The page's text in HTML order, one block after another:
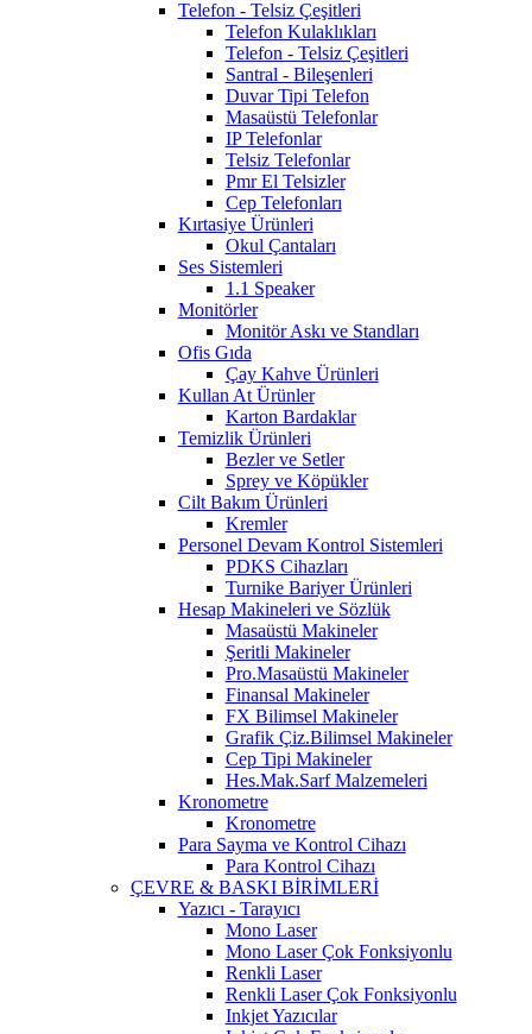
Telefon - Telsiz Çeşitleri
Telefon Kulaklıkları
Telefon - Telsiz Çeşitleri
Santral - Bileşenleri
Duvar Tipi Telefon
Masaüstü Telefonlar
IP Telefonlar
Telsiz Telefonlar
Pmr El Telsizler
Cep Telefonları
Kırtasiye Ürünleri
Okul Çantaları
Ses Sistemleri
1.1 Speaker
Monitörler
Monitör Askı ve Standları
Ofis Gıda
Çay Kahve Ürünleri
Kullan At Ürünler
Karton Bardaklar
Temizlik Ürünleri
Bezler ve Setler
Sprey ve Köpükler
Cilt Bakım Ürünleri
Kremler
Personel Devam Kontrol Sistemleri
PDKS Cihazları
Turnike Bariyer Ürünleri
Hesap Makineleri ve Sözlük
Masaüstü Makineler
Şeritli Makineler
Pro.Masaüstü Makineler
Finansal Makineler
FX Bilimsel Makineler
Grafik Çiz.Bilimsel Makineler
Cep Tipi Makineler
Hes.Mak.Sarf Malzemeleri
Kronometre
Kronometre
Para Sayma ve Kontrol Cihazı
Para Kontrol Cihazı
ÇEVRE & BASKI BİRİMLERİ
Yazıcı - Tarayıcı
Mono Laser
Mono Laser Çok Fonksiyonlu
Renkli Laser
Renkli Laser Çok Fonksiyonlu
Inkjet Yazıcılar